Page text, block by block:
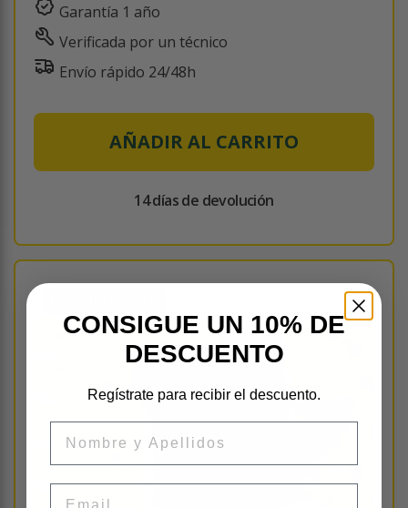
Garantía 1 año
Verificada por un técnico
Envío rápido 24/48h
AÑADIR AL CARRITO
14 días de devolución
CONSIGUE UN 10% DE
DESCUENTO
Regístrate para recibir el descuento.